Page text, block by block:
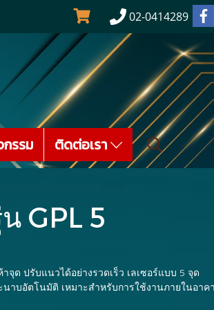
02-0414289
รรม ติดต่อเรา
GPL 5
จุด ปรับแนวได้อย่างรวดเร็ว เลเซอร์แบบ 5 จุด
บอัตโนมัติ เหมาะสำหรับการใช้งานภายในอาค